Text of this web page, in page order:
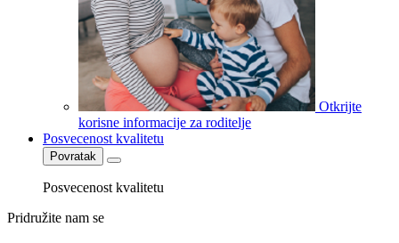
Otkrijte
korisne informacije za roditelje
Posvecenost kvalitetu
Povratak
Posvecenost kvalitetu
Pridružite nam se